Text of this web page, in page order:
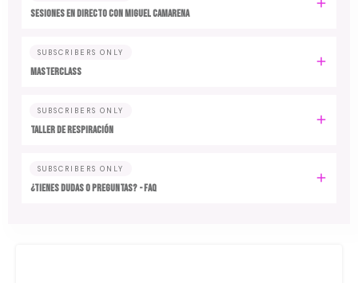
SESIONES EN DIRECTO CON MIGUEL CAMARENA
SUBSCRIBERS ONLY
MASTERCLASS
SUBSCRIBERS ONLY
TALLER DE RESPIRACIÓN
SUBSCRIBERS ONLY
¿TIENES DUDAS O PREGUNTAS? - FAQ